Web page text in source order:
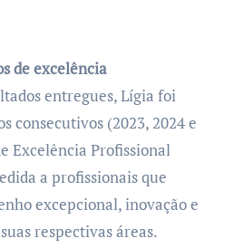
de excelência
entregues, Lígia foi
consecutivos (2023, 2024 e
Excelência Profissional
a profissionais que
excepcional, inovação e
respectivas áreas.